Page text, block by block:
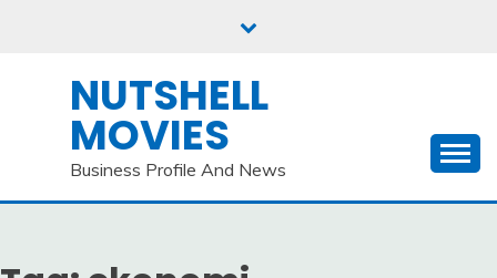
NUTSHELL
MOVIES
Business Profile And News